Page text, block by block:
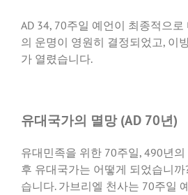
AD 34, 70주일 예언이 최종적으
의 운명이 영원히 결정되었고, 이
가 열렸습니다.
유대국가의 멸망 (AD 70년)
유대민족을 위한 70주일, 490년
후 유대국가는 어떻게 되었습니
습니다. 가브리엘 천사는 70주일